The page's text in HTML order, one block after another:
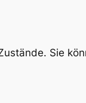
Sie